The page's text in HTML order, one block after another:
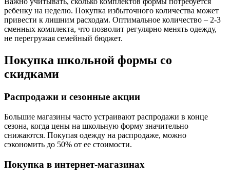
ребенку на неделю. Покупка избыточного количества может
привести к лишним расходам. Оптимальное количество – 2-3
сменных комплекта, что позволит регулярно менять одежду,
не перегружая семейный бюджет.
Покупка школьной формы со
скидками
Распродажи и сезонные акции
Большие магазины часто устраивают распродажи в конце
сезона, когда цены на школьную форму значительно
снижаются. Покупая одежду на распродаже, можно
сэкономить до 50% от ее стоимости.
Покупка в интернет-магазинах